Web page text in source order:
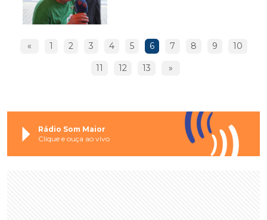
« 1 2 3 4 5 6 7 8 9 10
11 12 13 »
Rádio Som Maior
Clique e ouça ao vivo